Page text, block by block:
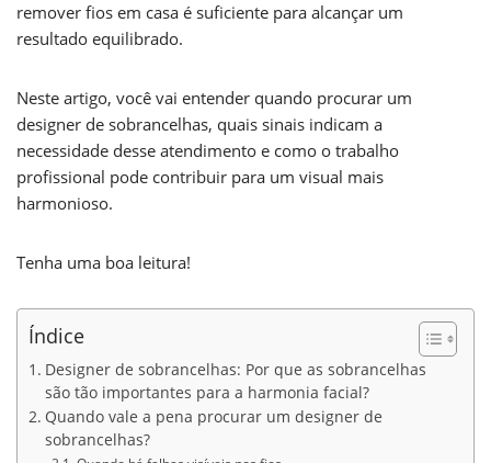
remover fios em casa é suficiente para alcançar um
resultado equilibrado.
Neste artigo, você vai entender quando procurar um
designer de sobrancelhas, quais sinais indicam a
necessidade desse atendimento e como o trabalho
profissional pode contribuir para um visual mais
harmonioso.
Tenha uma boa leitura!
Índice
Designer de sobrancelhas: Por que as sobrancelhas
são tão importantes para a harmonia facial?
Quando vale a pena procurar um designer de
sobrancelhas?